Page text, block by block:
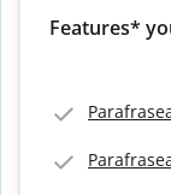
Features*